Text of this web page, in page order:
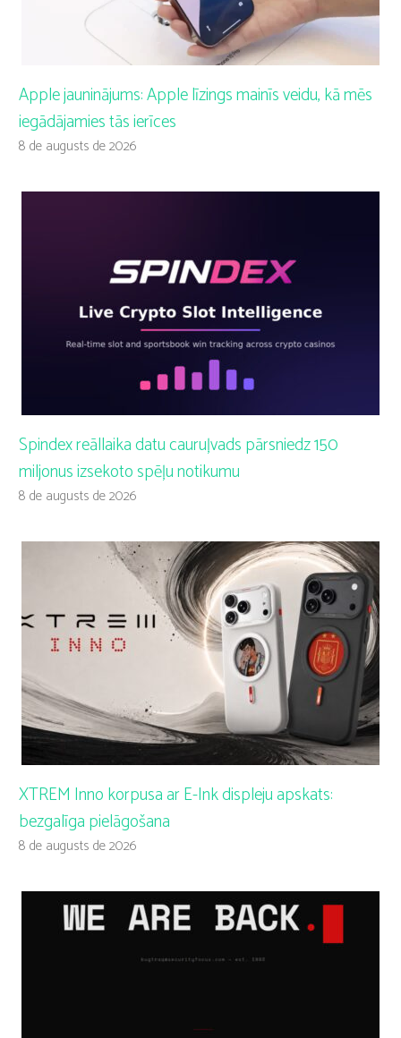
Apple jauninājums: Apple līzings mainīs veidu, kā mēs
iegādājamies tās ierīces
8 de augusts de 2026
Spindex reāllaika datu cauruļvads pārsniedz 150
miljonus izsekoto spēļu notikumu
8 de augusts de 2026
XTREM Inno korpusa ar E-Ink displeju apskats:
bezgalīga pielāgošana
8 de augusts de 2026